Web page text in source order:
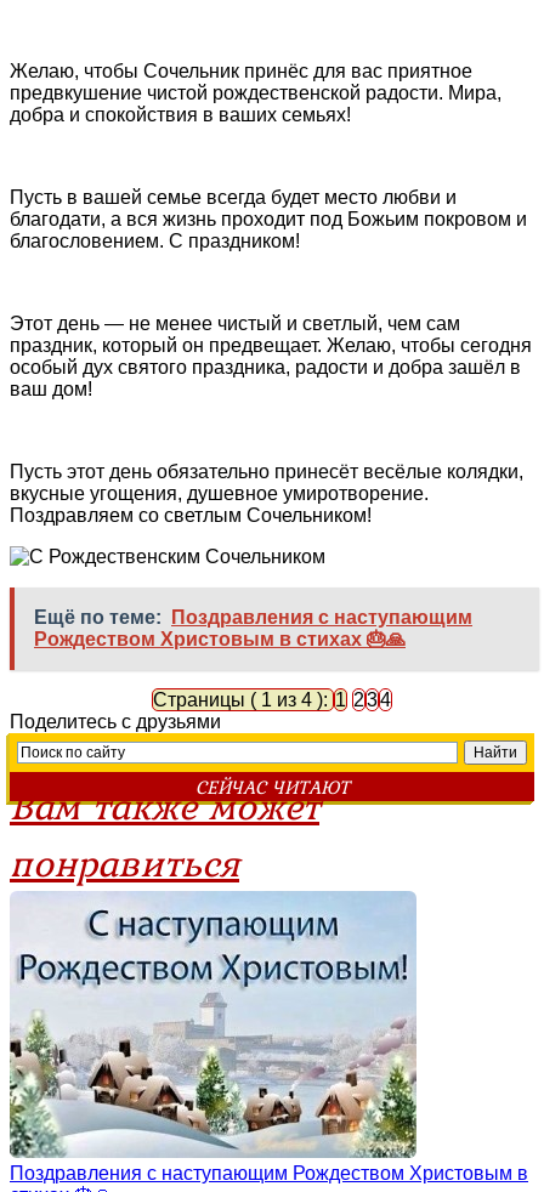
Желаю, чтобы Сочельник принёс для вас приятное
предвкушение чистой рождественской радости. Мира,
добра и спокойствия в ваших семьях!
Пусть в вашей семье всегда будет место любви и
благодати, а вся жизнь проходит под Божьим покровом и
благословением. С праздником!
Этот день — не менее чистый и светлый, чем сам
праздник, который он предвещает. Желаю, чтобы сегодня
особый дух святого праздника, радости и добра зашёл в
ваш дом!
Пусть этот день обязательно принесёт весёлые колядки,
вкусные угощения, душевное умиротворение.
Поздравляем со светлым Сочельником!
Ещё по теме:
Поздравления с наступающим
Рождеством Христовым в стихах 🎂🙏
Страницы ( 1 из 4 ):1 234
Поделитесь с друзьями
СЕЙЧАС ЧИТАЮТ
Вам также может
понравиться
Поздравления с наступающим Рождеством Христовым в